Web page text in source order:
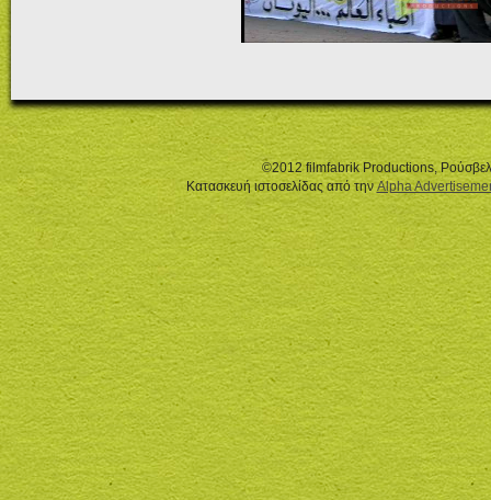
©2012 filmfabrik Productions,
Κατασκευή ιστοσελίδας από τηνAlpha